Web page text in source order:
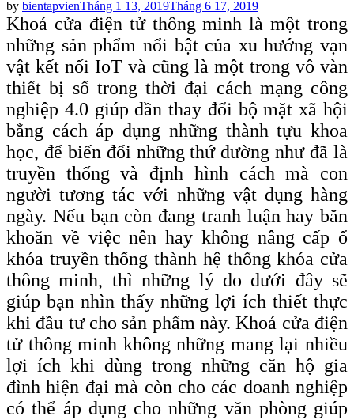
by bientapvienPosted
on
Tháng 1 13, 2019Tháng 6 17, 2019
Khoá cửa điện tử thông minh là một trong
những sản phẩm nổi bật của xu hướng vạn
vật kết nối IoT và cũng là một trong vô vàn
thiết bị số trong thời đại cách mạng công
nghiệp 4.0 giúp dần thay đổi bộ mặt xã hội
bằng cách áp dụng những thành tựu khoa
học, để biến đổi những thứ dường như đã là
truyền thống và định hình cách mà con
người tương tác với những vật dụng hàng
ngày. Nếu bạn còn đang tranh luận hay băn
khoăn về việc nên hay không nâng cấp ổ
khóa truyền thống thành hệ thống khóa cửa
thông minh, thì những lý do dưới đây sẽ
giúp bạn nhìn thấy những lợi ích thiết thực
khi đầu tư cho sản phẩm này. Khoá cửa điện
tử thông minh không những mang lại nhiều
lợi ích khi dùng trong những căn hộ gia
đình hiện đại mà còn cho các doanh nghiệp
có thể áp dụng cho những văn phòng giúp